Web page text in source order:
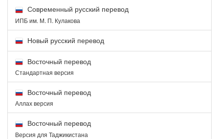
Современный русский перевод
ИПБ им. М. П. Кулакова
Новый русский перевод
Восточный перевод
Стандартная версия
Восточный перевод
Аллах версия
Восточный перевод
Версия для Таджикистана